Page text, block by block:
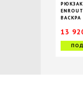
РЮКЗАК
BACKPA
13